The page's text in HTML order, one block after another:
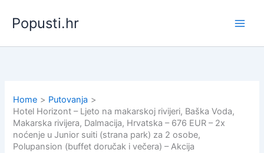
content
Popusti.hr
Home
Putovanja
Hotel Horizont – Ljeto na makarskoj rivijeri, Baška Voda,
Makarska rivijera, Dalmacija, Hrvatska – 676 EUR – 2x
noćenje u Junior suiti (strana park) za 2 osobe,
Polupansion (buffet doručak i večera) – Akcija